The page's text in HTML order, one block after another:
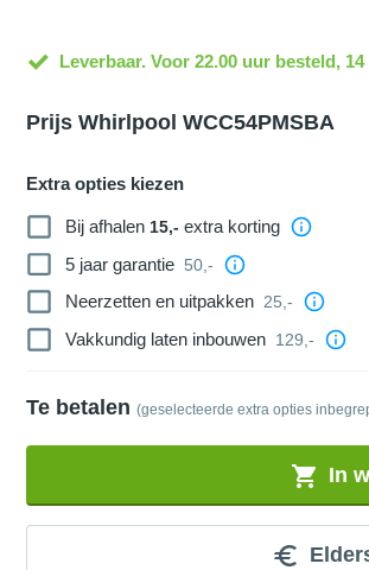
Leverbaar. Voor 22.00 uur besteld,
Prijs Whirlpool WCC54PMSBA
Extra opties kiezen
Bij afhalen 15,-extra korting
5 jaar garantie 50,-
Neerzetten en uitpakken 25,-
Vakkundig laten inbouwen 129,-
Te betalen (geselecteerde extra opties
In